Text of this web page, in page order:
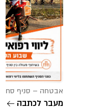
אבטחה – סניף סח’נין (19/05/
מעבר לכתבה